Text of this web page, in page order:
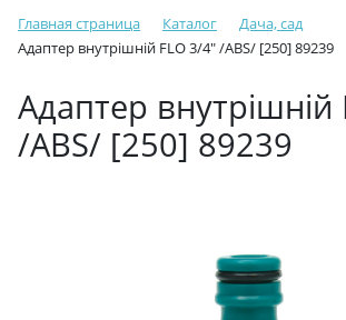
Главная страница Каталог
Дача, сад
Адаптер внутрішній FLO 3/4" /ABS/ [250] 89239
Адаптер внутрішній
/ABS/ [250] 89239